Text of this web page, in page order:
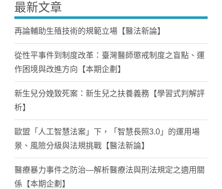
最新文章
再論輔助生殖技術的規範立場【醫法新論】
從性平事件到制度改革：臺灣醫師懲戒制度之盲點、運
作困境與改進方向【本期企劃】
新生兒分娩致死案：新生兒之扶養義務【學習式判解評
析】
歐盟「人工智慧法案」下，「智慧長照3.0」的運用場
景、風險分級與法規挑戰【醫法新論】
醫療暴力事件之防治—解析醫療法與刑法規定之適用關
係【本期企劃】